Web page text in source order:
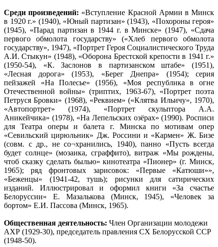
Среди произведений: «Вступление Красной Армии в Минск
в 1920 г.» (1940), «Юный партизан» (1943), «Похороны героя»
(1945), «Парад партизан в 1944 г. в Минске» (1947), «Сдача
первого обмолота государству» («Хлеб первого обмолота
государству», 1947), «Портрет Героя Социалистического Труда
А.И. Стыкун» (1948), «Оборона Брестской крепости в 1941 г.»
(1950-54), «К. Заслонов в партизанском штабе» (1951),
«Лесная дорога» (1953), «Берег Днепра» (1954); серия
пейзажей «На Полесье» (1956), «Моя республика в огне
Отечественной войны» (триптих, 1963-67), «Портрет поэта
Петруся Бровки» (1968), «Реквием» («Клятва Ильичу», 1970),
«Автопортрет» (1974), «Портрет скульптора А.А.
Аникейчика» (1978), «На Лепельских озёрах» (1990). Росписи
для Театра оперы и балета г. Минска по мотивам опер
«Севильский цирюльник» Дж. Россини и «Кармен» Ж. Бизе
(совм. с др., не со¬хранились, 1940), панно «Пусть всегда
будет солнце» (мозаика, сграффито), витраж «Мы рождены,
чтоб сказку сделать былью» кинотеатра «Пионер» (г. Минск,
1965); ряд фронтовых зарисовок: «Первые «Катюши»»,
«Беженцы» (1941-42, тушь); рисунки для сатирических
изданий. Иллюстрировал и оформил книги «За счастье
Белоруссии» Е. Мазалькова (Минск, 1945), «Человек за
бортом» Е.И. Пассова (Минск, 1965).
Общественная деятельность: Член Организации молодежи
АХР (1929-30), председатель правления СХ Белорусской ССР
(1948-50).